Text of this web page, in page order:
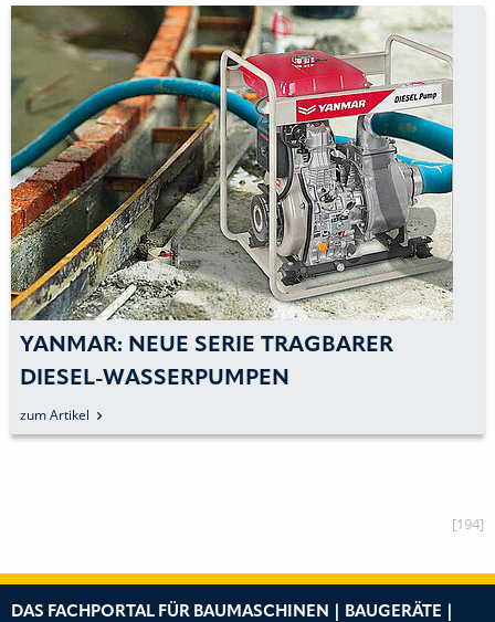
YANMAR: NEUE SERIE TRAGBARER
DIESEL-WASSERPUMPEN
zum Artikel
[194]
DAS FACHPORTAL FÜR BAUMASCHINEN | BAUGERÄTE |